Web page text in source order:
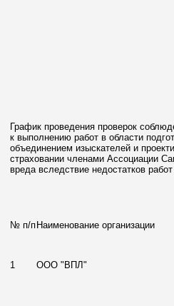
График проведения проверок
к выполнению работ в области
объединением изыскателей и
страховании членами Ассоциации
вреда вследствие недостатков
№ п/п Наименование организации
1 ООО "ВПЛ"